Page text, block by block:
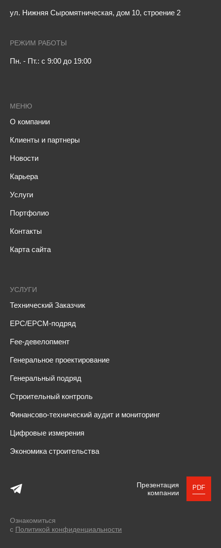
МЕНЮ
О компании
Клиенты и партнеры
Новости
Карьера
Услуги
Портфолио
Контакты
Карта сайта
УСЛУГИ
Технический Заказчик
EPC/EPCM-подряд
Fee-девелопмент
Генеральное проектирование
Генеральный подряд
Строительный контроль
Финансово-технический аудит и мониторинг
Цифровые измерения
Экономика строительства
ул. Нижняя Сыромятническая, дом 10, строение 2
РЕЖИМ РАБОТЫ
Пн. - Пт.: с 9:00 до 19:00
Презентация
компании
PDF
Ознакомиться
с Политикой конфиденциальности